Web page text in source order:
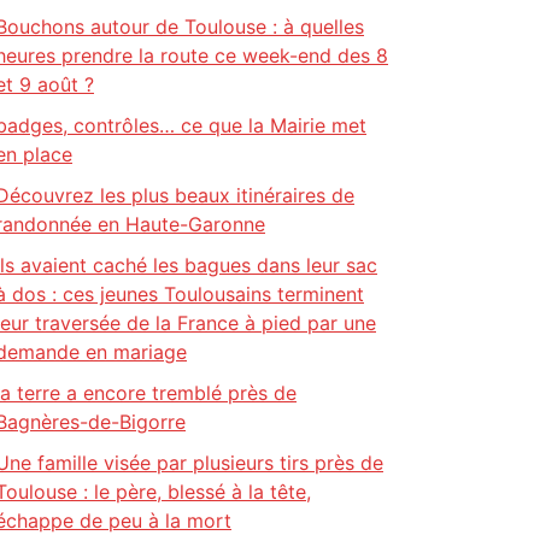
autour de Toulouse : à quelles
prendre la route ce week-end des 8
9 août ?
contrôles… ce que la Mairie met
place
les plus beaux itinéraires de
en Haute-Garonne
avaient caché les bagues dans leur sac
dos : ces jeunes Toulousains terminent
traversée de la France à pied par une
en mariage
terre a encore tremblé près de
de-Bigorre
famille visée par plusieurs tirs près de
: le père, blessé à la tête,
de peu à la mort